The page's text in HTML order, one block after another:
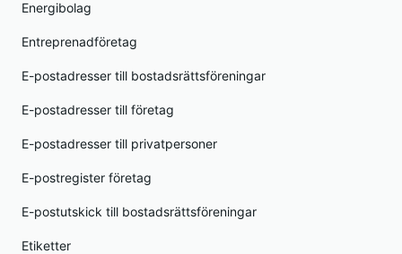
Energibolag
Entreprenadföretag
E-postadresser till bostadsrättsföreningar
E-postadresser till företag
E-postadresser till privatpersoner
E-postregister företag
E-postutskick till bostadsrättsföreningar
Etiketter